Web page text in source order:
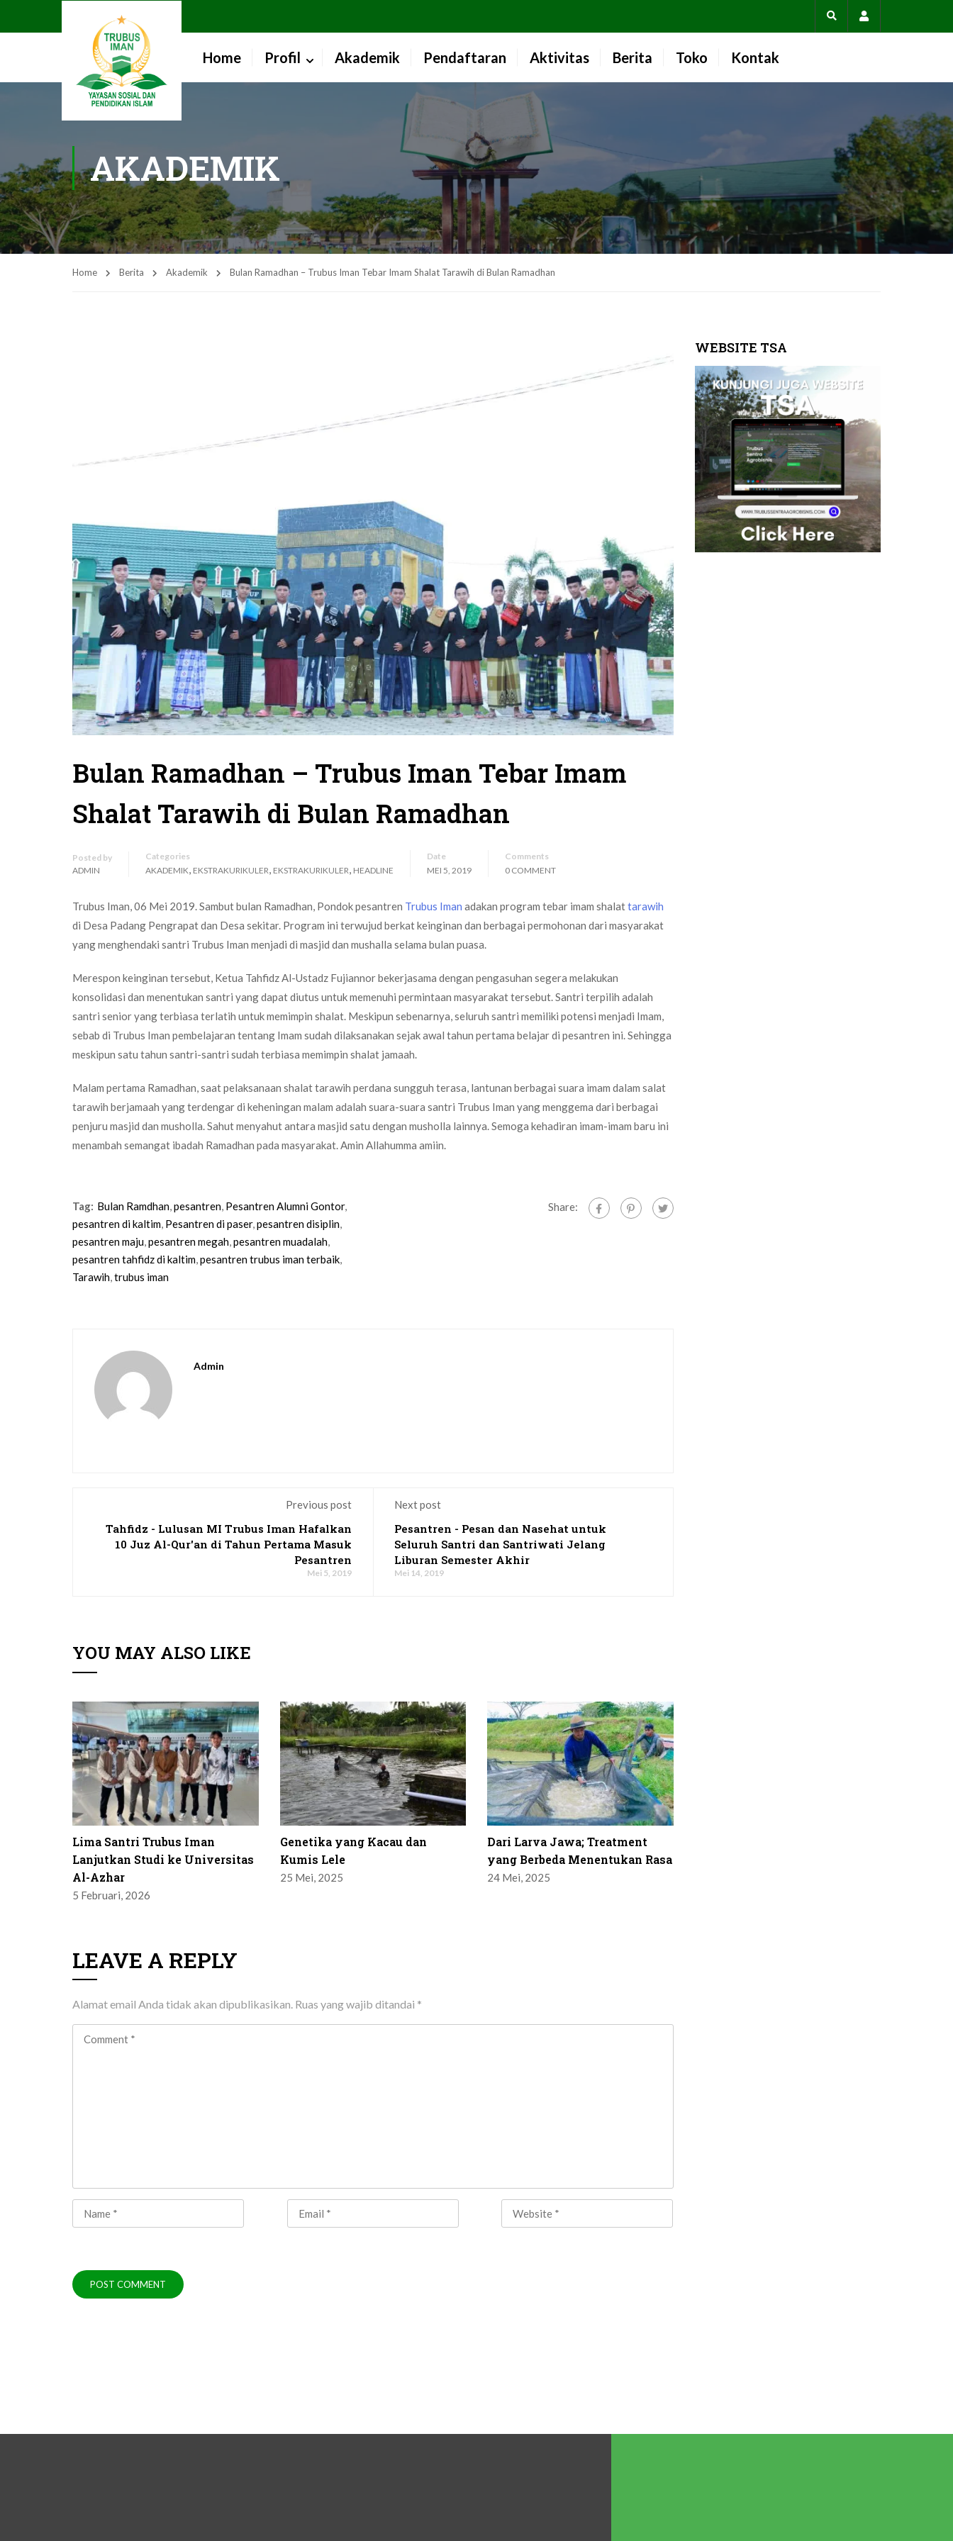
Home Profil Akademik Pendaftaran Aktivitas Berita Toko Kontak
AKADEMIK
Home Berita Akademik Bulan Ramadhan – Trubus Iman Tebar Imam Shalat Tarawih di Bulan Ramadhan
Bulan Ramadhan – Trubus Iman Tebar Imam
Shalat Tarawih di Bulan Ramadhan
Posted by
ADMIN
Categories
AKADEMIK, EKSTRAKURIKULER, EKSTRAKURIKULER, HEADLINE
Date
MEI 5, 2019
Comments
0 COMMENT
Trubus Iman, 06 Mei 2019. Sambut bulan Ramadhan, Pondok pesantren Trubus Iman adakan program tebar imam shalattarawih
di Desa Padang Pengrapat dan Desa sekitar. Program ini terwujud berkat keinginan dan berbagai permohonan dari masyarakat
yang menghendaki santri Trubus Iman menjadi di masjid dan mushalla selama bulan puasa.
Merespon keinginan tersebut, Ketua Tahfidz Al-Ustadz Fujiannor bekerjasama dengan pengasuhan segera melakukan
konsolidasi dan menentukan santri yang dapat diutus untuk memenuhi permintaan masyarakat tersebut. Santri terpilih adalah
santri senior yang terbiasa terlatih untuk memimpin shalat. Meskipun sebenarnya, seluruh santri memiliki potensi menjadi Imam,
sebab di Trubus Iman pembelajaran tentang Imam sudah dilaksanakan sejak awal tahun pertama belajar di pesantren ini. Sehingga
meskipun satu tahun santri-santri sudah terbiasa memimpin shalat jamaah.
Malam pertama Ramadhan, saat pelaksanaan shalat tarawih perdana sungguh terasa, lantunan berbagai suara imam dalam salat
tarawih berjamaah yang terdengar di keheningan malam adalah suara-suara santri Trubus Iman yang menggema dari berbagai
penjuru masjid dan musholla. Sahut menyahut antara masjid satu dengan musholla lainnya. Semoga kehadiran imam-imam baru ini
menambah semangat ibadah Ramadhan pada masyarakat. Amin Allahumma amiin.
Tag: Bulan Ramdhan,pesantren, Pesantren Alumni Gontor,
pesantren di kaltim, Pesantren di paser,pesantren disiplin,
pesantren maju,pesantren megah,pesantren muadalah,
pesantren tahfidz di kaltim,pesantren trubus iman terbaik,
Tarawih,trubus iman
Share:
Admin
Previous post
Tahfidz - Lulusan MI Trubus Iman Hafalkan
10 Juz Al-Qur'an di Tahun Pertama Masuk
Pesantren
Mei 5, 2019
Next post
Pesantren - Pesan dan Nasehat untuk
Seluruh Santri dan Santriwati Jelang
Liburan Semester Akhir
Mei 14, 2019
YOU MAY ALSO LIKE
Lima Santri Trubus Iman
Lanjutkan Studi ke Universitas
Al-Azhar
5 Februari, 2026
Genetika yang Kacau dan
Kumis Lele
25 Mei, 2025
Dari Larva Jawa; Treatment
yang Berbeda Menentukan Rasa
24 Mei, 2025
LEAVE A REPLY
Alamat email Anda tidak akan dipublikasikan. Ruas yang wajib ditandai *
WEBSITE TSA